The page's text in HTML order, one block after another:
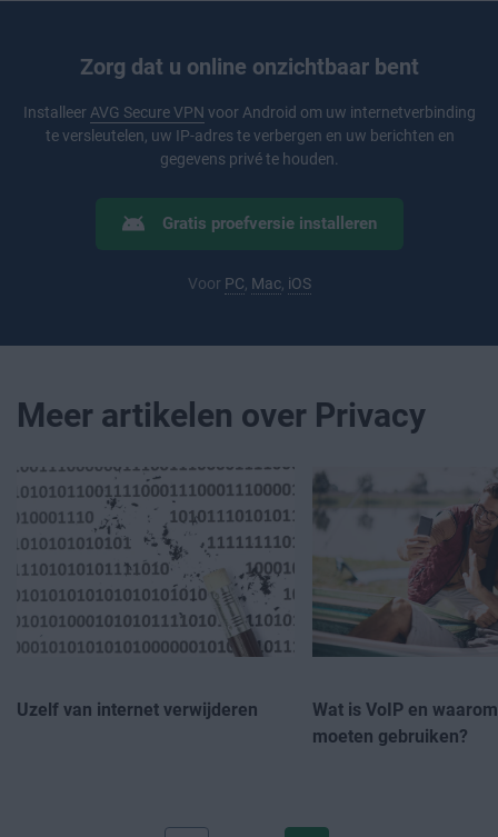
Zorg dat u online onzichtbaar bent
Installeer AVG Secure VPN voor Android om uw internetverbinding
te versleutelen, uw IP-adres te verbergen en uw berichten en
gegevens privé te houden.
Gratis proefversie installeren
Voor PC Mac iOS
Meer artikelen over Privacy
Uzelf van internet verwijderen
Wat is VoIP en
moeten gebruiken?